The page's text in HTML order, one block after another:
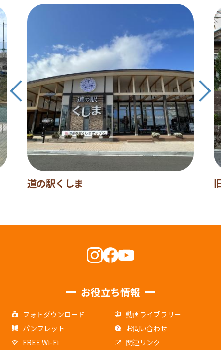
道の駅くしま
お役立ち情報
フォトダウンロード
動画ライブラリー
パンフレット
お問い合わせ
FREE Wi-Fi
関連リンク